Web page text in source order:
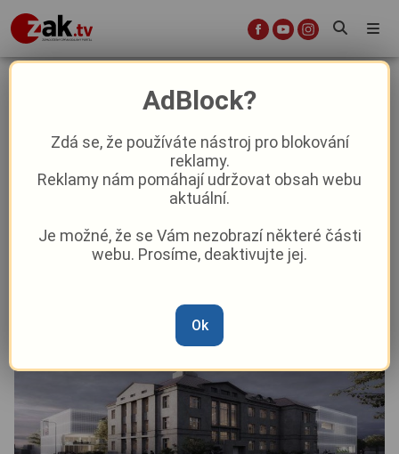
Rekonstrukce keramické školy
pokračuje: Historická budova
zůstane zachována
Aktuality Aktuálně
Anna Raková –15. 12. 2025 |09:14
AdBlock?
Zdá se, že používáte nástroj pro blokování
reklamy.
Reklamy nám pomáhají udržovat obsah webu
aktuální.
Je možné, že se Vám nezobrazí některé části
webu. Prosíme, deaktivujte jej.
Ok